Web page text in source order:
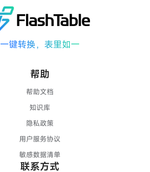
一键转换，表里如一
帮助
帮助文档
知识库
隐私政策
用户服务协议
敏感数据清单
联系方式